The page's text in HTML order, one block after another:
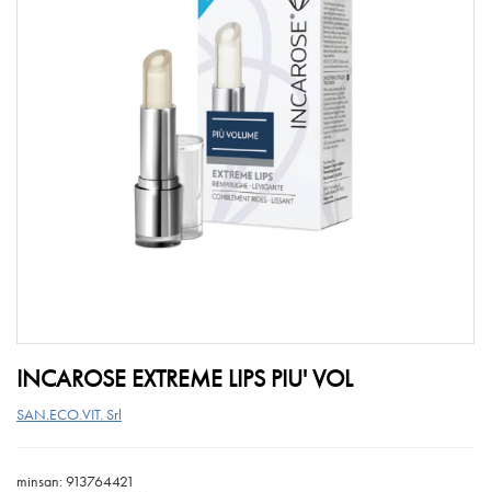
INCAROSE EXTREME LIPS PIU' VOL
SAN.ECO.VIT. Srl
minsan: 913764421